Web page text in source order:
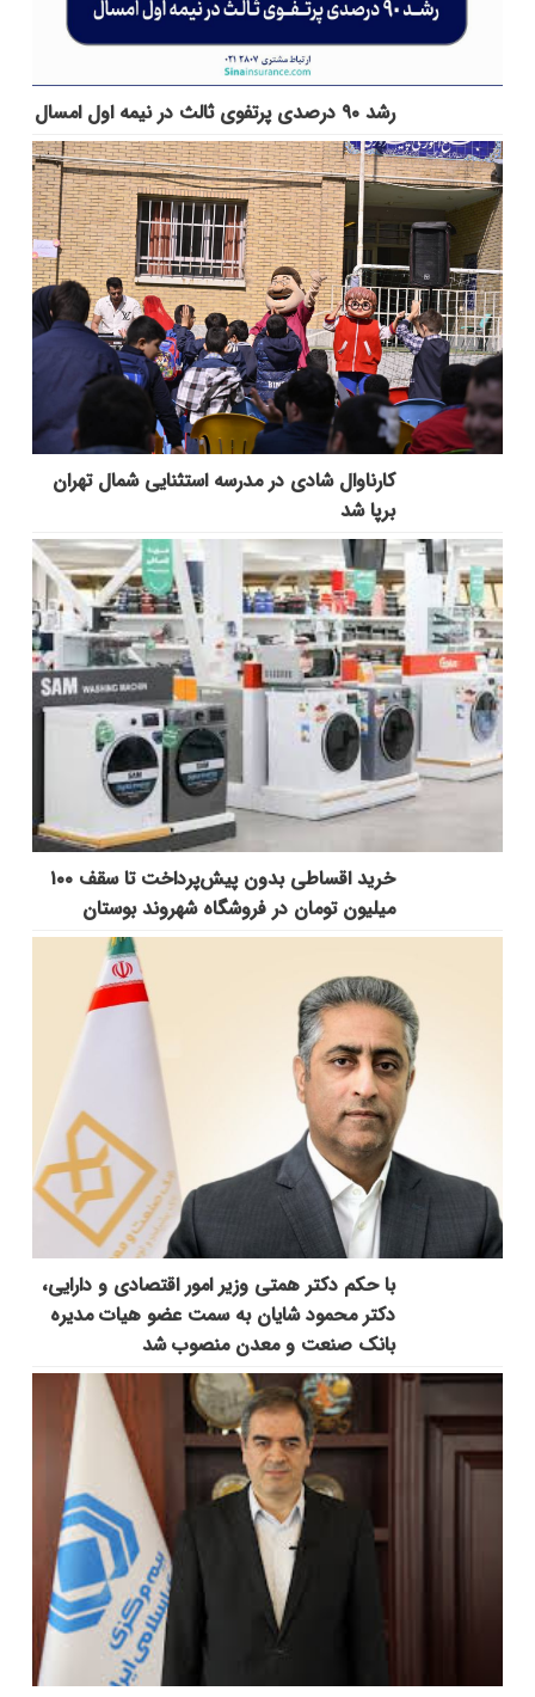
رشد ۹۰ درصدی پرتفوی ثالث در نیمه اول امسال
کارناوال شادی در مدرسه استثنایی شمال تهران
برپا شد
خرید اقساطی بدون پیش‌پرداخت تا سقف ۱۰۰
میلیون تومان در فروشگاه شهروند بوستان
با حکم دکتر همتی وزیر امور اقتصادی و دارایی،
دکتر محمود شایان به سمت عضو هیات مدیره
بانک صنعت و معدن منصوب شد